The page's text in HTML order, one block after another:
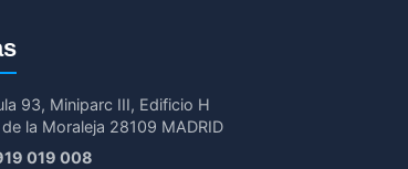
93, Miniparc III, Edificio H
la Moraleja 28109 MADRID
019 008